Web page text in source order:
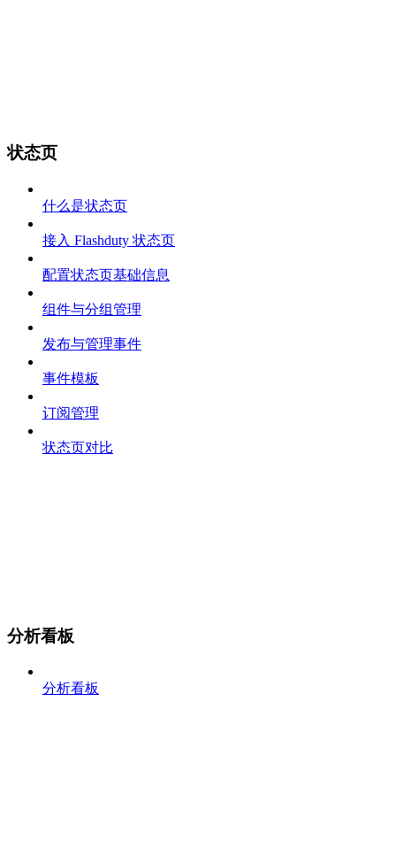
状态页
什么是状态页
接入 Flashduty 状态页
配置状态页基础信息
组件与分组管理
发布与管理事件
事件模板
订阅管理
状态页对比
分析看板
分析看板